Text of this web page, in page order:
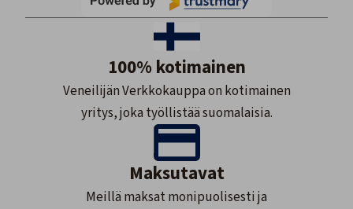
100% kotimainen
Veneilijän Verkkokauppa on kotimainen
yritys, joka työllistää suomalaisia.
Maksutavat
Meillä maksat monipuolisesti ja